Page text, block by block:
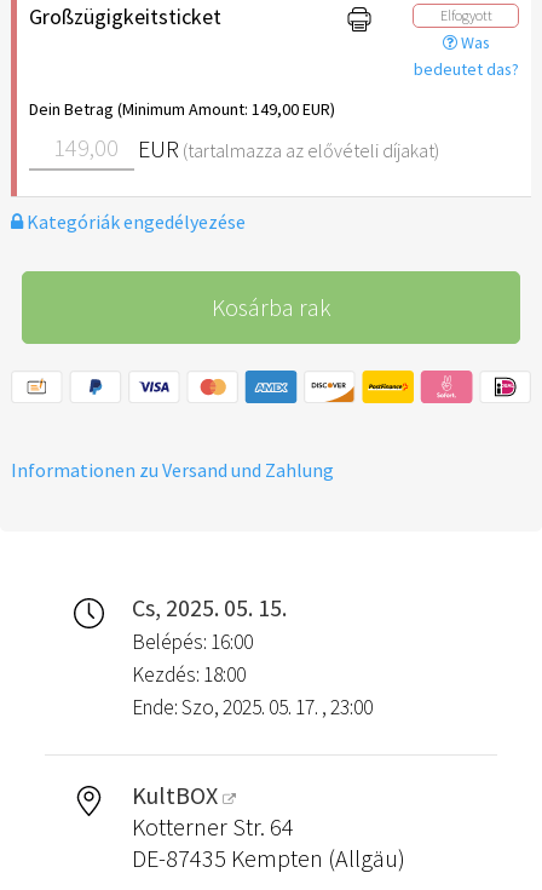
Großzügigkeitsticket
Dein Betrag (Minimum Amount: 149,00 EUR)
EUR (tartalmazza az elővételi díjakat)
Elfogyott
Was
bedeutet das?
Kategóriák engedélyezése
Kosárba rak
Informationen zu Versand und Zahlung
Cs, 2025. 05. 15.
Belépés: 16:00
Kezdés: 18:00
Ende: Szo, 2025. 05. 17. , 23:00
KultBOX
Kotterner Str. 64
DE-87435 Kempten (Allgäu)